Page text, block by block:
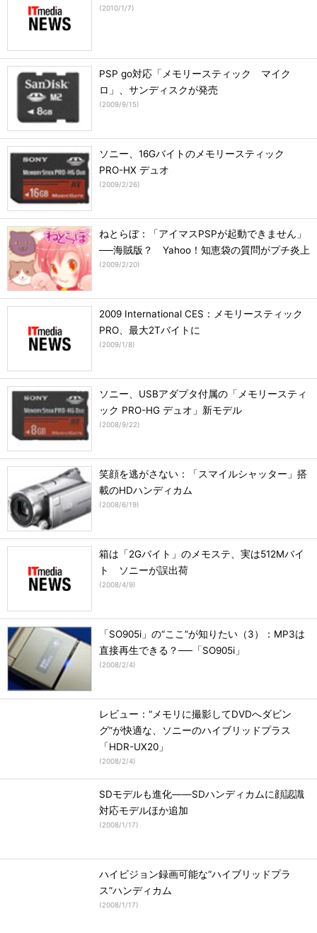
(2010/1/7)
PSP go対応「メモリースティック マイク
ロ」、サンディスクが発売
(2009/9/15)
ソニー、16Gバイトのメモリースティック
PRO-HX デュオ
(2009/2/26)
ねとらぼ：「アイマスPSPが起動できません」
──海賊版？ Yahoo！知恵袋の質問がプチ炎上
(2009/2/20)
2009 International CES：メモリースティック
PRO、最大2Tバイトに
(2009/1/8)
ソニー、USBアダプタ付属の「メモリースティ
ック PRO-HG デュオ」新モデル
(2008/9/22)
笑顔を逃がさない：「スマイルシャッター」搭
載のHDハンディカム
(2008/6/19)
箱は「2Gバイト」のメモステ、実は512Mバイ
ト ソニーが誤出荷
(2008/4/9)
「SO905i」の“ここ”が知りたい（3）：MP3は
直接再生できる？──「SO905i」
(2008/2/4)
レビュー：“メモリに撮影してDVDへダビン
グ”が快適な、ソニーのハイブリッドプラス
「HDR-UX20」
(2008/2/4)
SDモデルも進化――SDハンディカムに顔認識
対応モデルほか追加
(2008/1/17)
ハイビジョン録画可能な“ハイブリッドプラ
ス”ハンディカム
(2008/1/17)